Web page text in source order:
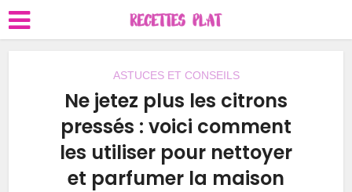
ASTUCES ET CONSEILS
Ne jetez plus les citrons
pressés : voici comment
les utiliser pour nettoyer
et parfumer la maison